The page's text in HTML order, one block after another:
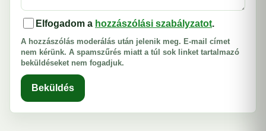
Elfogadom a hozzászólási szabályzatot.
A hozzászólás moderálás után jelenik meg. E-mail címet
nem kérünk. A spamszűrés miatt a túl sok linket tartalmazó
beküldéseket nem fogadjuk.
Beküldés